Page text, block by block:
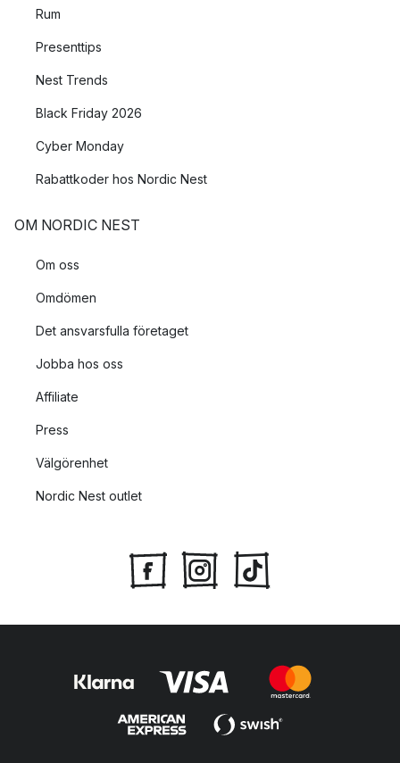
Rum
Presenttips
Nest Trends
Black Friday 2026
Cyber Monday
Rabattkoder hos Nordic Nest
OM NORDIC NEST
Om oss
Omdömen
Det ansvarsfulla företaget
Jobba hos oss
Affiliate
Press
Välgörenhet
Nordic Nest outlet